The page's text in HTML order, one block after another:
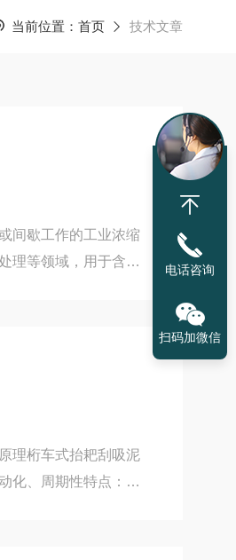
当前位置： 首页 技术文章
间歇工作的工业浓缩
理等领域，用于含固
。运行时污泥通过中
。部分型号（如叠螺
理桁车式抬耙刮吸泥
化、周期性特点：‌刮
电话咨询
扫码加微信